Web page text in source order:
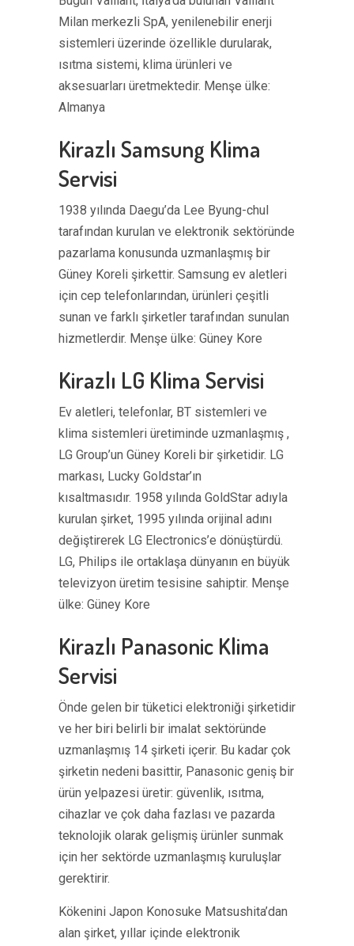
Milan merkezli SpA, yenilenebilir enerji
sistemleri üzerinde özellikle durularak,
ısıtma sistemi, klima ürünleri ve
aksesuarları üretmektedir. Menşe ülke:
Almanya
Kirazlı Samsung Klima
Servisi
1938 yılında Daegu’da Lee Byung-chul
tarafından kurulan ve elektronik sektöründe
pazarlama konusunda uzmanlaşmış bir
Güney Koreli şirkettir. Samsung ev aletleri
için cep telefonlarından, ürünleri çeşitli
sunan ve farklı şirketler tarafından sunulan
hizmetlerdir. Menşe ülke: Güney Kore
Kirazlı LG Klima Servisi
Ev aletleri, telefonlar, BT sistemleri ve
klima sistemleri üretiminde uzmanlaşmış ,
LG Group’un Güney Koreli bir şirketidir. LG
markası, Lucky Goldstar’ın
kısaltmasıdır. 1958 yılında GoldStar adıyla
kurulan şirket, 1995 yılında orijinal adını
değiştirerek LG Electronics’e dönüştürdü.
LG, Philips ile ortaklaşa dünyanın en büyük
televizyon üretim tesisine sahiptir. Menşe
ülke: Güney Kore
Kirazlı Panasonic Klima
Servisi
Önde gelen bir tüketici elektroniği şirketidir
ve her biri belirli bir imalat sektöründe
uzmanlaşmış 14 şirketi içerir. Bu kadar çok
şirketin nedeni basittir, Panasonic geniş bir
ürün yelpazesi üretir: güvenlik, ısıtma,
cihazlar ve çok daha fazlası ve pazarda
teknolojik olarak gelişmiş ürünler sunmak
için her sektörde uzmanlaşmış kuruluşlar
gerektirir.
Kökenini Japon Konosuke Matsushita’dan
alan şirket, yıllar içinde elektronik